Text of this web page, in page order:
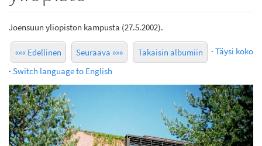
Joensuun yliopiston kampusta (27.5.2002).
««« Edellinen Seuraava »»» Takaisin albumiin · Täysi koko
· Switch language to English